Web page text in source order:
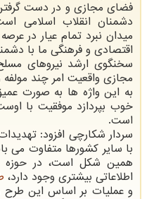
فضای مجازی و در دست
دشمنان انقلاب اسلامی
میدان نبرد تمام عیار در
اقتصادی و فرهنگی ما با
سخنگوی ارشد نیروهای
مجازی واقعیت امر چند
به این واژه ها به صورت
خوب بپردازد موفقیت با
است.
سردار شکارچی افزود:
با سایر کشورها متفاوت
همین شکل است، در
اطلاعاتی بیشتری وجود دارد،
و عملیات بر اساس این طرح